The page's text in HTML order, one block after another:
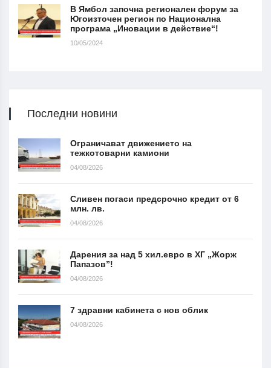
В Ямбол започна регионален форум за
Югоизточен регион по Национална
програма „Иновации в действие“!
10/05/2024
Последни новини
Ограничават движението на
тежкотоварни камиони
04/08/2026
Сливен погаси предсрочно кредит от 6
млн. лв.
04/08/2026
Дарения за над 5 хил.евро в ХГ „Жорж
Папазов”!
04/08/2026
7 здравни кабинета с нов облик
04/08/2026